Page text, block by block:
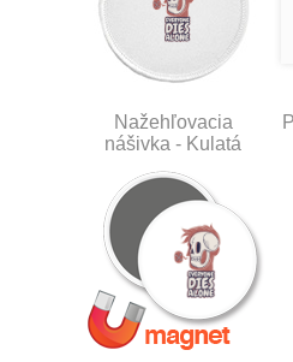
Nažehľovacia
nášivka - Kulatá